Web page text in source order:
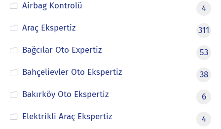
Airbag Kontrolü
4
Araç Ekspertiz
311
Bağcılar Oto Expertiz
53
Bahçelievler Oto Ekspertiz
38
Bakırköy Oto Ekspertiz
6
Elektrikli Araç Ekspertiz
4